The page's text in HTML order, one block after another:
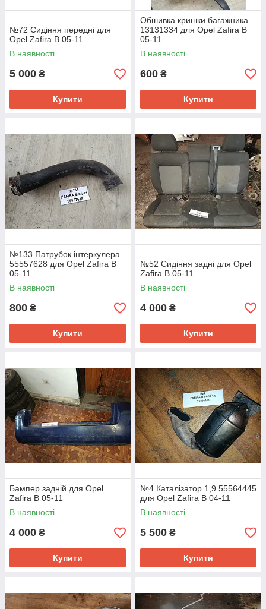
№72 Сидіння передні для
Opel Zafira B 05-11
В наявності
5 000 ₴
Купити
Обшивка кришки багажника
13131334 для Opel Zafira B
05-11
В наявності
600 ₴
Купити
№133 Патрубок інтеркулера
55557628 для Opel Zafira B
05-11
В наявності
800 ₴
Купити
№52 Сидіння задні для Opel
Zafira B 05-11
В наявності
4 000 ₴
Купити
Бампер задній для Opel
Zafira B 05-11
В наявності
4 000 ₴
Купити
№4 Каталізатор 1,9 55564445
для Opel Zafira B 04-11
В наявності
5 500 ₴
Купити